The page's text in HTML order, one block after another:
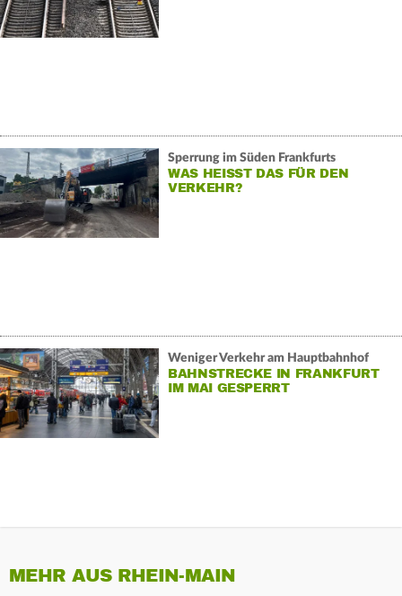
Sperrung im Süden Frankfurts
WAS HEISST DAS FÜR DEN V
ERKEHR?
Weniger Verkehr am Hauptbahnhof
BAHNSTRECKE IN FRANKFURT
IM MAI GESPERRT
MEHR AUS RHEIN-MAIN